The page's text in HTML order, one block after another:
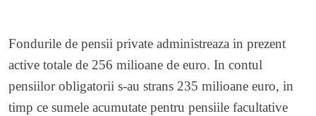
Fondurile de pensii private administreaza in prezent
active totale de 256 milioane de euro. In contul
pensiilor obligatorii s-au strans 235 milioane euro, in
timp ce sumele acumutate pentru pensiile facultative